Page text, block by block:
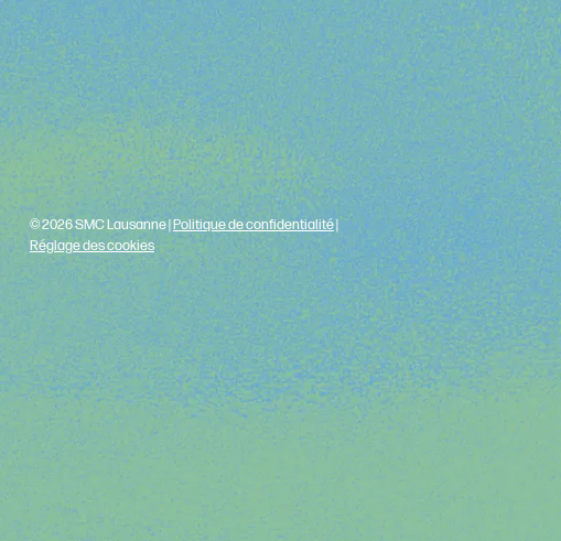
© 2026 SMC Lausanne |Politique de confidentialité|
Réglage des cookies